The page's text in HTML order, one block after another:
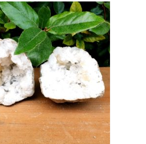
produit
35,00€
390,00€
AJOUTER AU PANIER